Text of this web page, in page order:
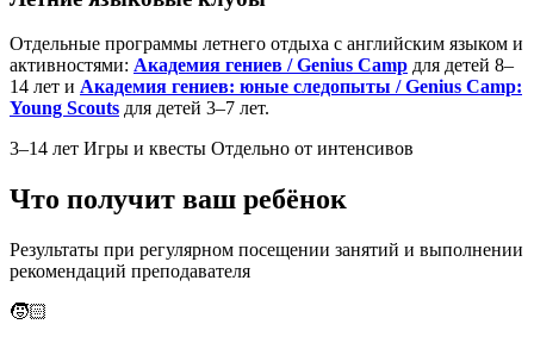
Отдельные программы летнего отдыха с английским языком и
активностями: Академия гениев / Genius Camp для детей 8–
14 лет и Академия гениев: юные следопыты / Genius Camp:
Young Scouts для детей 3–7 лет.
3–14 лет Игры и квесты Отдельно от интенсивов
Что получит ваш ребёнок
Результаты при регулярном посещении занятий и выполнении
рекомендаций преподавателя
🧒🏻